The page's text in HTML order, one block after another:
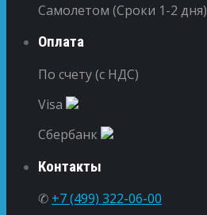
Самолетом (Сроки 1-2 дня)
Оплата
По счету (с НДС)
Visa
Сбербанк
Контакты
✆ +7 (499) 322-06-00